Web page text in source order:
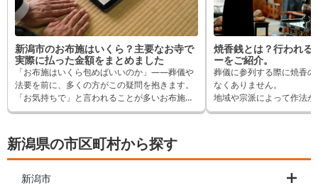
新潟市のお布施はいくら？主要なお寺で
実際に払った金額をまとめました
「お布施はいくら包めばいいのか」——葬儀や
法要を前に、多くの方がこの疑問を抱きます。
「お気持ちで」と言われることが多いお布施で
すが、実際にはいくら包んでいる方が多いの
内でお布施を納めたことがある方へ「葬儀の口
コミ」のアンケートをもとに、お寺ごとに実際
に支払われた金額と内訳をご紹介します。 葬儀
やご法要などでお布施を支払われる際の参考と
して、お役立てください。
焼香銭とは？行われる
ーをご紹介。
葬儀に参列する際に焼香
なくありません。
地域や宗派によって作法
地域で焼香の際に小銭を
そこでこの記事では焼香
新潟県の市区町村から探す
新潟市